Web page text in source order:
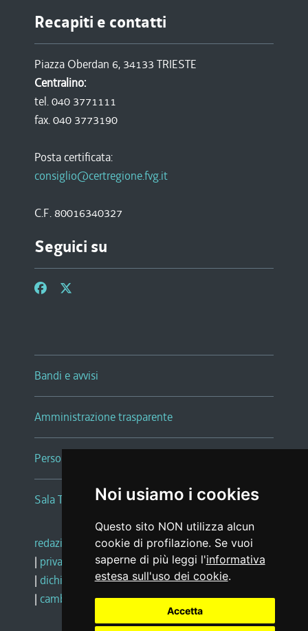
Noi usiamo i cookies
Questo sito NON utilizza alcun
cookie di profilazione. Se vuoi
saperne di più leggi l'informativa
estesa sull'uso dei cookie.
Accetta
Recapiti e contatti
Piazza Oberdan 6, 34133 TRIESTE
Centralino:
tel. 040 3771111
fax. 040 3773190
Posta certificata:
consiglio@certregione.fvg.it
C.F. 80016340327
Seguici su
Bandi e avvisi
Amministrazione trasparente
Persone e Uffici
Sala Tiziano Tessitori
redazione web |note legali |glossario
| privacy
social media policy
| dichiarazione di accessibilità |feedback
| cambio preferenze cookie